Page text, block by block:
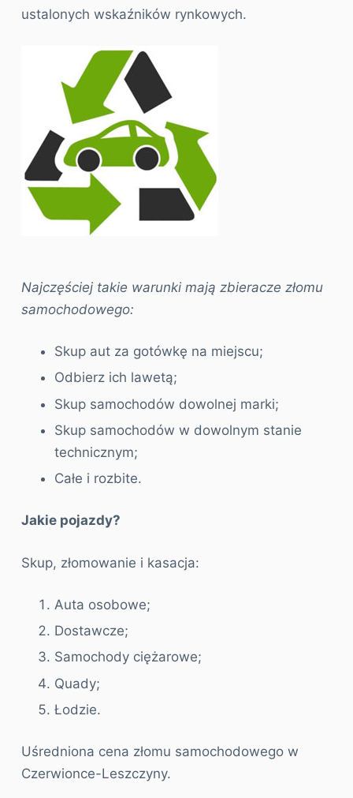
ustalonych wskaźników rynkowych.
Najczęściej takie warunki mają zbieracze złomu
samochodowego:
Skup aut za gotówkę na miejscu;
Odbierz ich lawetą;
Skup samochodów dowolnej marki;
Skup samochodów w dowolnym stanie
technicznym;
Całe i rozbite.
Jakie pojazdy?
Skup, złomowanie i kasacja:
Auta osobowe;
Dostawcze;
Samochody ciężarowe;
Quady;
Łodzie.
Uśredniona cena złomu samochodowego w
Czerwionce-Leszczyny.